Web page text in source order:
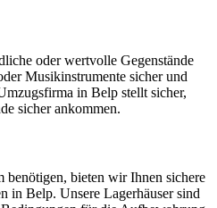
oder wertvolle Gegenstände
Musikinstrumente sicher und
in Belp stellt sicher,
sicher ankommen.
benötigen, bieten wir Ihnen sichere
in Belp. Unsere Lagerhäuser sind